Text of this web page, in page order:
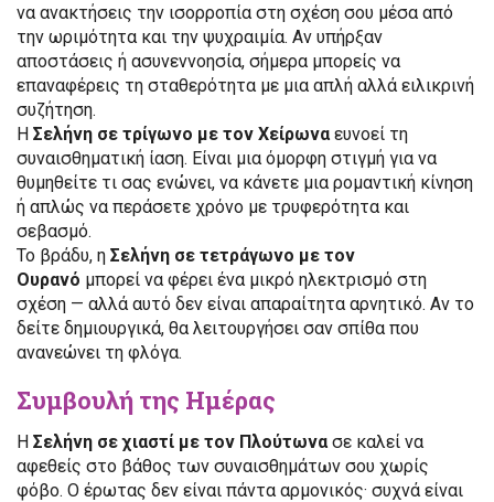
να ανακτήσεις την ισορροπία στη σχέση σου μέσα από
την ωριμότητα και την ψυχραιμία. Αν υπήρξαν
αποστάσεις ή ασυνεννοησία, σήμερα μπορείς να
επαναφέρεις τη σταθερότητα με μια απλή αλλά ειλικρινή
συζήτηση.
Η Σελήνη σε τρίγωνο με τον Χείρωναευνοεί τη
συναισθηματική ίαση. Είναι μια όμορφη στιγμή για να
θυμηθείτε τι σας ενώνει, να κάνετε μια ρομαντική κίνηση
ή απλώς να περάσετε χρόνο με τρυφερότητα και
σεβασμό.
Το βράδυ, η Σελήνη σε τετράγωνο με τον
Ουρανό μπορεί να φέρει ένα μικρό ηλεκτρισμό στη
σχέση — αλλά αυτό δεν είναι απαραίτητα αρνητικό. Αν το
δείτε δημιουργικά, θα λειτουργήσει σαν σπίθα που
ανανεώνει τη φλόγα.
Συμβουλή της Ημέρας
Η Σελήνη σε χιαστί με τον Πλούτωνασε καλεί να
αφεθείς στο βάθος των συναισθημάτων σου χωρίς
φόβο. Ο έρωτας δεν είναι πάντα αρμονικός· συχνά είναι